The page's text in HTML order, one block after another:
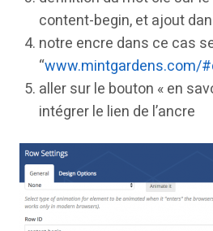
content-begin, et ajout
notre encre dans ce cas
“www.mintgardens.com/
aller sur le bouton « en
intégrer le lien de l’ancre